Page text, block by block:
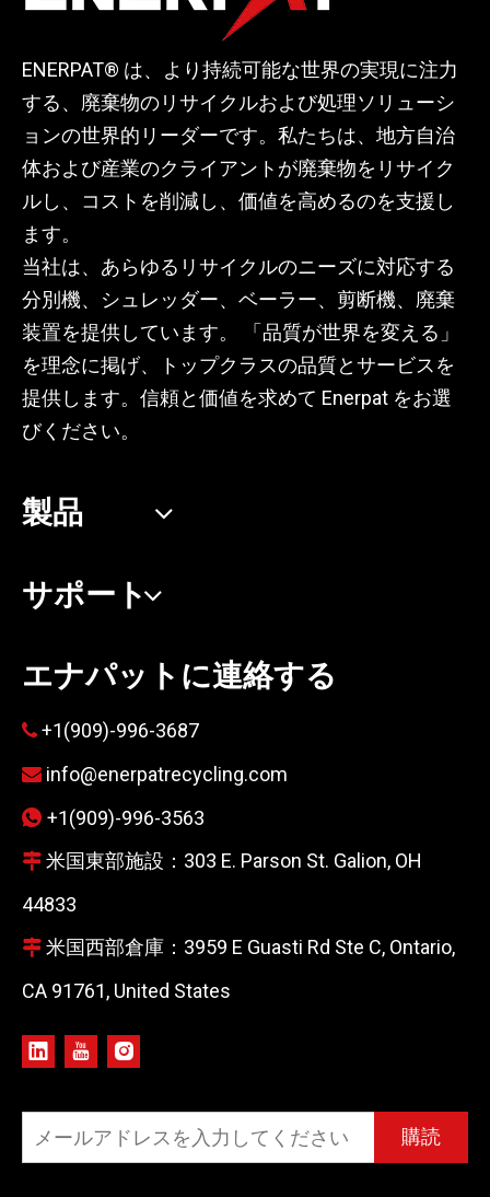
ENERPAT® は、より持続可能な世界の実現に注力
する、廃棄物のリサイクルおよび処理ソリューシ
ョンの世界的リーダーです。私たちは、地方自治
体および産業のクライアントが廃棄物をリサイク
ルし、コストを削減し、価値を高めるのを支援し
ます。
当社は、あらゆるリサイクルのニーズに対応する
分別機、シュレッダー、ベーラー、剪断機、廃棄
装置を提供しています。 「品質が世界を変える」
を理念に掲げ、トップクラスの品質とサービスを
提供します。信頼と価値を求めて Enerpat をお選
びください。
製品
サポート
エナパットに連絡する
 +1(909)-996-3687
 info@enerpatrecycling.com
 +1(909)-996-3563
 米国東部施設：303 E. Parson St. Galion, OH
44833
 米国西部倉庫：3959 E Guasti Rd Ste C, Ontario,
CA 91761, United States
購読